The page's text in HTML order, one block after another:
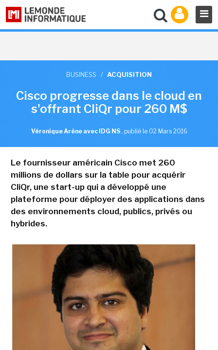
BUSINESS / ACQUISITION
Cisco progresse dans le cloud en
s'offrant CliQr pour 260 M$
Véronique Arène avec IDG NS , publié le 02 Mars 2016
Le fournisseur américain Cisco met 260
millions de dollars sur la table pour acquérir
CliQr, une start-up qui a développé une
plateforme pour déployer des applications dans
des environnements cloud, publics, privés ou
hybrides.